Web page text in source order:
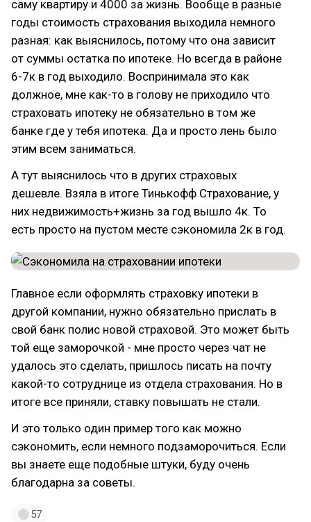
саму квартиру и 4000 за жизнь. Вообще в разные
годы стоимость страхования выходила немного
разная: как выяснилось, потому что она зависит
от суммы остатка по ипотеке. Но всегда в районе
6-7к в год выходило. Воспринимала это как
должное, мне как-то в голову не приходило что
страховать ипотеку не обязательно в том же
банке где у тебя ипотека. Да и просто лень было
этим всем заниматься.
А тут выяснилось что в других страховых
дешевле. Взяла в итоге Тинькофф Страхование, у
них недвижимость+жизнь за год вышло 4к. То
есть просто на пустом месте сэкономила 2к в год.
Главное если оформлять страховку ипотеки в
другой компании, нужно обязательно прислать в
свой банк полис новой страховой. Это может быть
той еще заморочкой - мне просто через чат не
удалось это сделать, пришлось писать на почту
какой-то сотруднице из отдела страхования. Но в
итоге все приняли, ставку повышать не стали.
И это только один пример того как можно
сэкономить, если немного подзаморочиться. Если
вы знаете еще подобные штуки, буду очень
благодарна за советы.
57